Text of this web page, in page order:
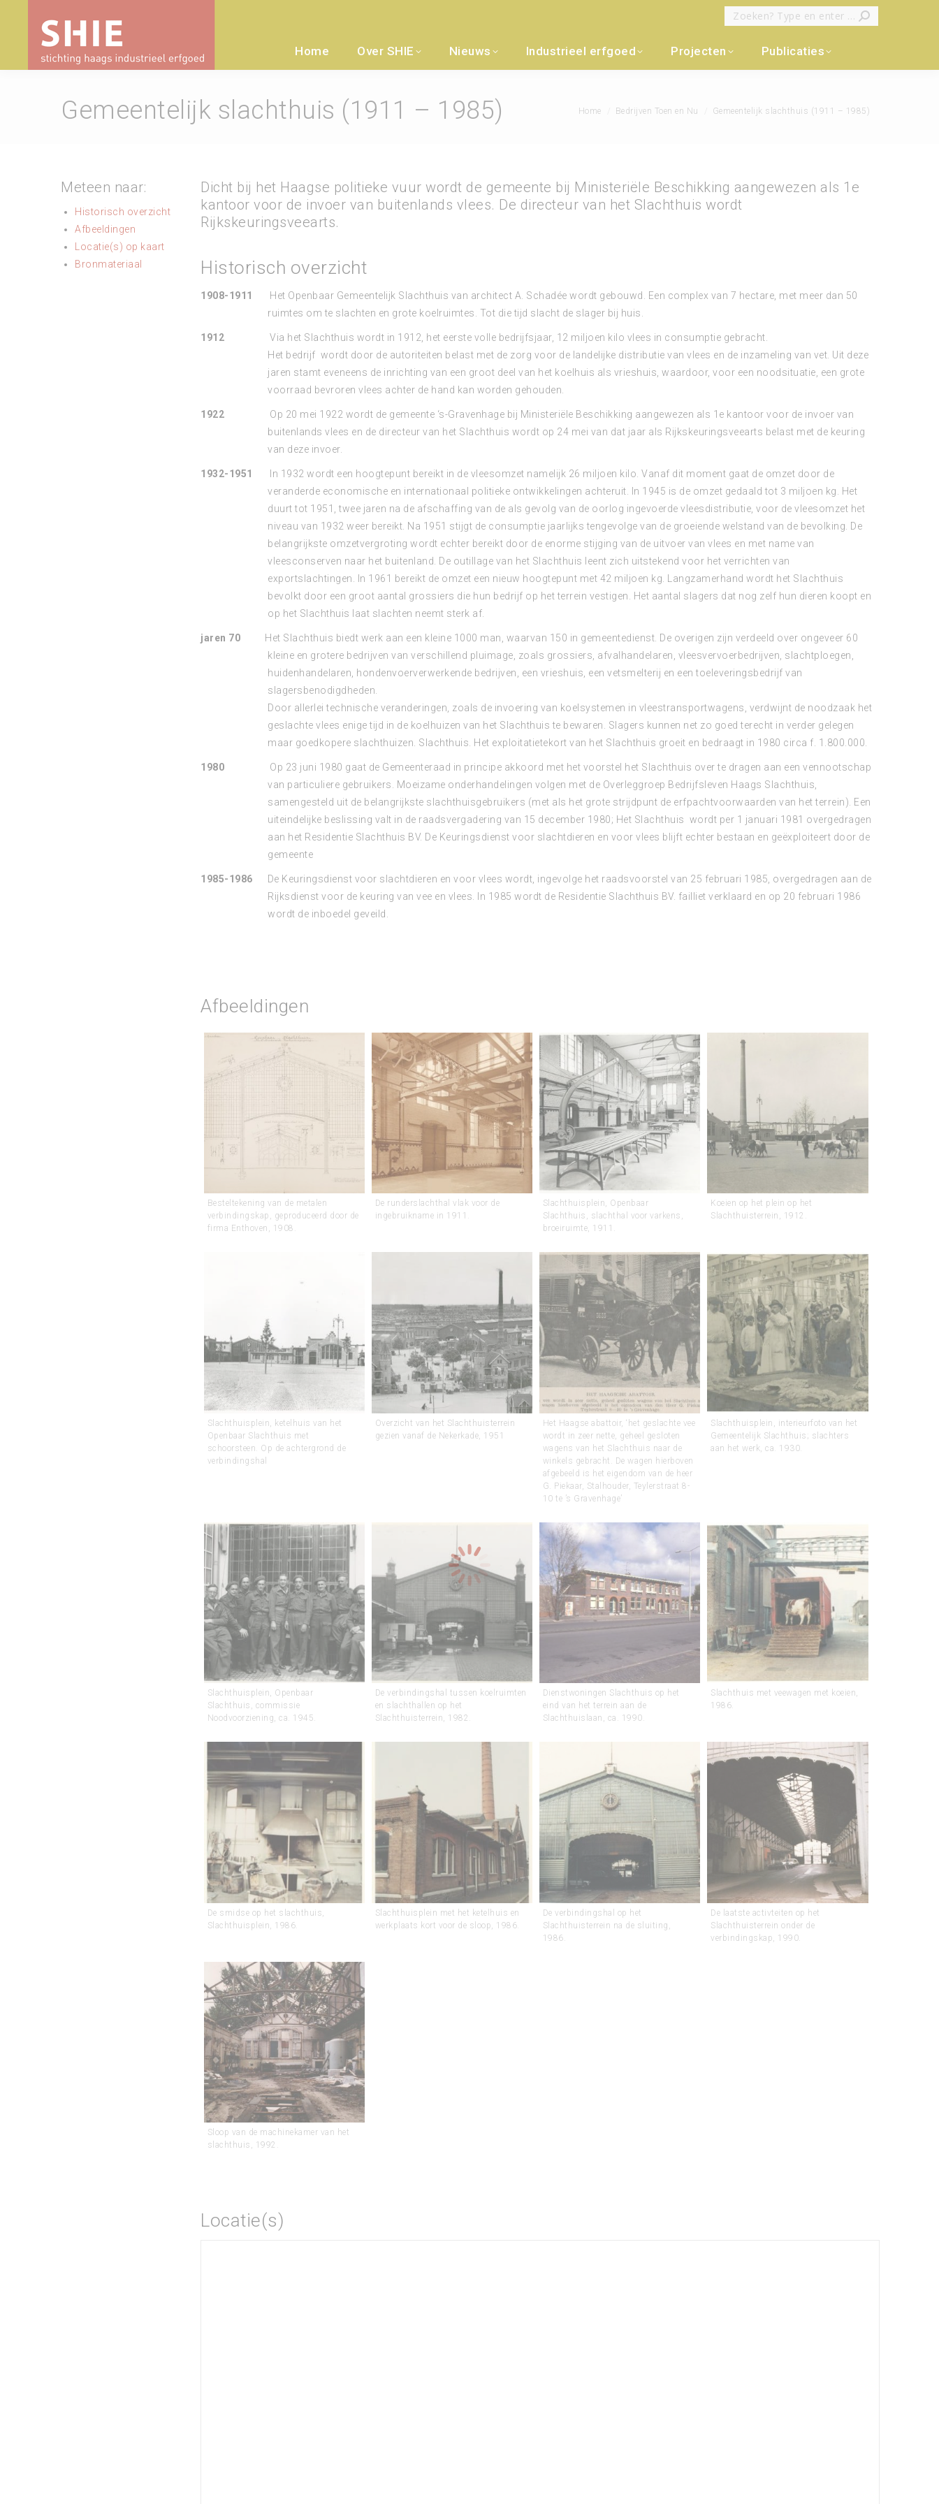
Zoeken:
Home Over SHIE Nieuws Industrieel erfgoed Projecten Publicaties
Gemeentelijk slachthuis (1911 – 1985) Je bent hier:
Home Bedrijven Toen en Nu Gemeentelijk slachthuis (1911 – 1985)
Meteen naar:
Historisch overzicht
Afbeeldingen
Locatie(s) op kaart
Bronmateriaal
Dicht bij het Haagse politieke vuur wordt de gemeente bij Ministeriële Beschikking aangewezen als 1e
kantoor voor de invoer van buitenlands vlees. De directeur van het Slachthuis wordt
Rijkskeuringsveearts.
Historisch overzicht
1908-1911
Het Openbaar Gemeentelijk Slachthuis van architect A. Schadée wordt gebouwd. Een complex van 7 hectare, met meer dan 50
ruimtes om te slachten en grote koelruimtes. Tot die tijd slacht de slager bij huis.
1912
Via het Slachthuis wordt in 1912, het eerste volle bedrijfsjaar, 12 miljoen kilo vlees in consumptie gebracht.
Het bedrijf wordt door de autoriteiten belast met de zorg voor de landelijke distributie van vlees en de inzameling van vet. Uit deze
jaren stamt eveneens de inrichting van een groot deel van het koelhuis als vrieshuis, waardoor, voor een noodsituatie, een grote
voorraad bevroren vlees achter de hand kan worden gehouden.
1922
Op 20 mei 1922 wordt de gemeente ‘s-Gravenhage bij Ministeriële Beschikking aangewezen als 1e kantoor voor de invoer van
buitenlands vlees en de directeur van het Slachthuis wordt op 24 mei van dat jaar als Rijkskeuringsveearts belast met de keuring
van deze invoer.
1932-1951
In 1932 wordt een hoogtepunt bereikt in de vleesomzet namelijk 26 miljoen kilo. Vanaf dit moment gaat de omzet door de
veranderde economische en internationaal politieke ontwikkelingen achteruit. In 1945 is de omzet gedaald tot 3 miljoen kg. Het
duurt tot 1951, twee jaren na de afschaffing van de als gevolg van de oorlog ingevoerde vleesdistributie, voor de vleesomzet het
niveau van 1932 weer bereikt. Na 1951 stijgt de consumptie jaarlijks tengevolge van de groeiende welstand van de bevolking. De
belangrijkste omzetvergroting wordt echter bereikt door de enorme stijging van de uitvoer van vlees en met name van
vleesconserven naar het buitenland. De outillage van het Slachthuis leent zich uitstekend voor het verrichten van
exportslachtingen. In 1961 bereikt de omzet een nieuw hoogtepunt met 42 miljoen kg. Langzamerhand wordt het Slachthuis
bevolkt door een groot aantal grossiers die hun bedrijf op het terrein vestigen. Het aantal slagers dat nog zelf hun dieren koopt en
op het Slachthuis laat slachten neemt sterk af.
jaren 70
Het Slachthuis biedt werk aan een kleine 1000 man, waarvan 150 in gemeentedienst. De overigen zijn verdeeld over ongeveer 60
kleine en grotere bedrijven van verschillend pluimage, zoals grossiers, afvalhandelaren, vleesvervoerbedrijven, slachtploegen,
huidenhandelaren, hondenvoerverwerkende bedrijven, een vrieshuis, een vetsmelterij en een toeleveringsbedrijf van
slagersbenodigdheden.
Door allerlei technische veranderingen, zoals de invoering van koelsystemen in vleestransportwagens, verdwijnt de noodzaak het
geslachte vlees enige tijd in de koelhuizen van het Slachthuis te bewaren. Slagers kunnen net zo goed terecht in verder gelegen
maar goedkopere slachthuizen. Slachthuis. Het exploitatietekort van het Slachthuis groeit en bedraagt in 1980 circa f. 1.800.000.
1980
Op 23 juni 1980 gaat de Gemeenteraad in principe akkoord met het voorstel het Slachthuis over te dragen aan een vennootschap
van particuliere gebruikers. Moeizame onderhandelingen volgen met de Overleggroep Bedrijfsleven Haags Slachthuis,
samengesteld uit de belangrijkste slachthuisgebruikers (met als het grote strijdpunt de erfpachtvoorwaarden van het terrein). Een
uiteindelijke beslissing valt in de raadsvergadering van 15 december 1980; Het Slachthuis wordt per 1 januari 1981 overgedragen
aan het Residentie Slachthuis BV. De Keuringsdienst voor slachtdieren en voor vlees blijft echter bestaan en geëxploiteert door de
gemeente
1985-1986
De Keuringsdienst voor slachtdieren en voor vlees wordt, ingevolge het raadsvoorstel van 25 februari 1985, overgedragen aan de
Rijksdienst voor de keuring van vee en vlees. In 1985 wordt de Residentie Slachthuis BV. failliet verklaard en op 20 februari 1986
wordt de inboedel geveild.
Afbeeldingen
Besteltekening van de metalen
verbindingskap, geproduceerd door de
firma Enthoven, 1908.
De runderslachthal vlak voor de
ingebruikname in 1911.
Slachthuisplein, Openbaar
Slachthuis, slachthal voor varkens,
broeiruimte, 1911.
Koeien op het plein op het
Slachthuisterrein, 1912.
Slachthuisplein, ketelhuis van het
Openbaar Slachthuis met
schoorsteen. Op de achtergrond de
verbindingshal
Overzicht van het Slachthuisterrein
gezien vanaf de Nekerkade, 1951
Het Haagse abattoir, ‘het geslachte vee
wordt in zeer nette, geheel gesloten
wagens van het Slachthuis naar de
winkels gebracht. De wagen hierboven
afgebeeld is het eigendom van de heer
G. Piekaar, Stalhouder, Teylerstraat 8-
10 te ’s Gravenhage’
Slachthuisplein, interieurfoto van het
Gemeentelijk Slachthuis; slachters
aan het werk, ca. 1930.
Slachthuisplein, Openbaar
Slachthuis, commissie
Noodvoorziening, ca. 1945.
De verbindingshal tussen koelruimten
en slachthallen op het
Slachthuisterrein, 1982.
Dienstwoningen Slachthuis op het
eind van het terrein aan de
Slachthuislaan, ca. 1990.
Slachthuis met veewagen met koeien,
1986.
De smidse op het slachthuis,
Slachthuisplein, 1986.
Slachthuisplein met het ketelhuis en
werkplaats kort voor de sloop, 1986.
De verbindingshal op het
Slachthuisterrein na de sluiting,
1986.
De laatste activteiten op het
Slachthuisterrein onder de
verbindingskap, 1990.
Sloop van de machinekamer van het
slachthuis, 1992.
Locatie(s)